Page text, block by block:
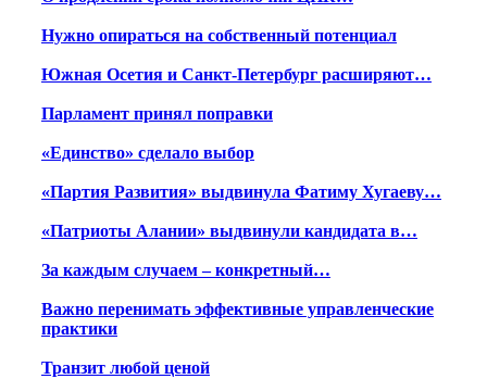
Нужно опираться на собственный потенциал
Южная Осетия и Санкт-Петербург расширяют…
Парламент принял поправки
«Единство» сделало выбор
«Партия Развития» выдвинула Фатиму Хугаеву…
«Патриоты Алании» выдвинули кандидата в…
За каждым случаем – конкретный…
Важно перенимать эффективные управленческие
практики
Транзит любой ценой